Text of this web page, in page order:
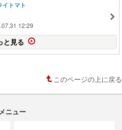
イトマト
12:29
と見る
このページの上に戻る
ニュー